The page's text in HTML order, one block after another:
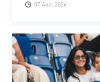
07 Août 2026